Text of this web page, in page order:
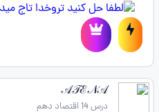
𝒜𝒯ℰ𝒩𝒜
درس 14 اقتصاد دهم